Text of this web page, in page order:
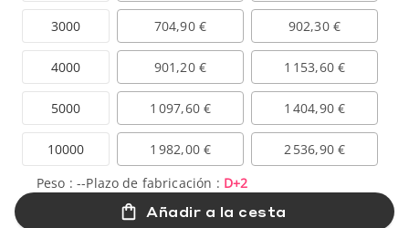
3000
4000
5000
10000
704,90 € 902,30 €
901,20 € 1 153,60 €
1 097,60 € 1 404,90 €
1 982,00 €
2 536,90 €
Peso :--Plazo de fabricación : D+2
Añadir a la cesta